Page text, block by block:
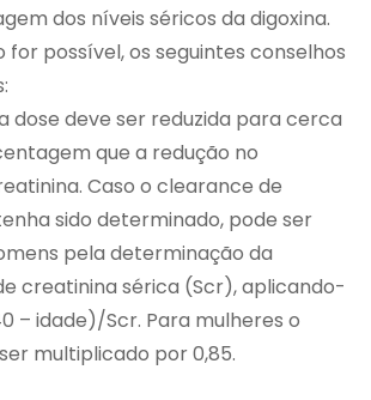
dos níveis séricos da digoxina.
for possível, os seguintes conselhos
dose deve ser reduzida para cerca
que a redução no
Caso o clearance de
sido determinado, pode ser
pela determinação da
creatinina sérica (Scr), aplicando-
– idade)/Scr. Para mulheres o
multiplicado por 0,85.